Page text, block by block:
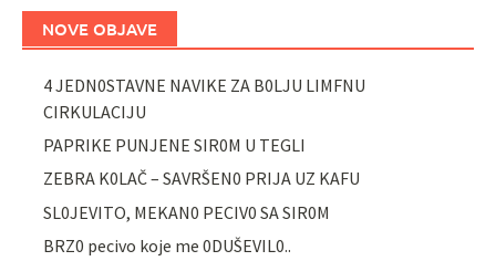
NOVE OBJAVE
4 JEDN0STAVNE NAVIKE ZA B0LJU LIMFNU
CIRKULACIJU
PAPRIKE PUNJENE SIR0M U TEGLI
ZEBRA K0LAČ – SAVRŠEN0 PRIJA UZ KAFU
SL0JEVITO, MEKAN0 PECIV0 SA SIR0M
BRZ0 pecivo koje me 0DUŠEVIL0..